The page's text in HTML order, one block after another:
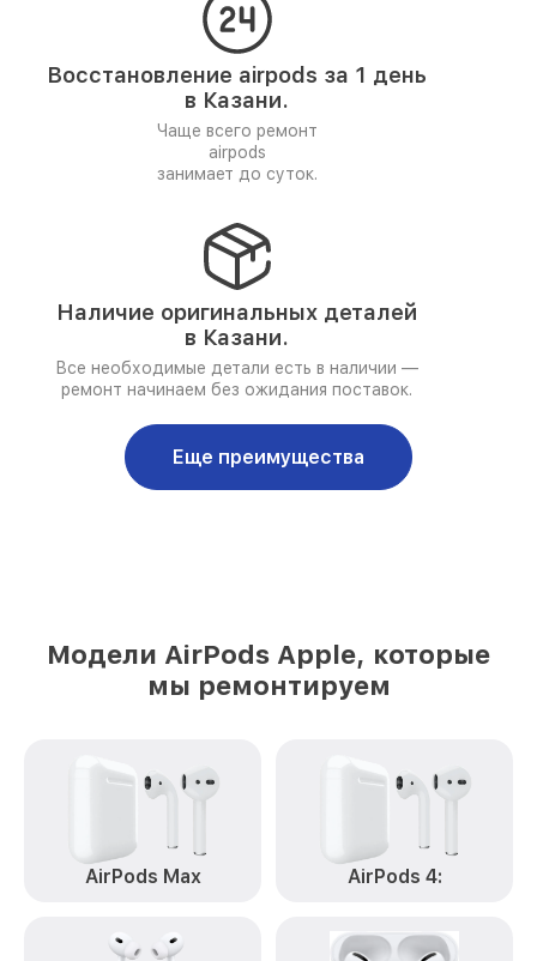
Восстановление airpods за 1 день
в Казани.
Чаще всего ремонт
airpods
занимает до суток.
Наличие оригинальных деталей
в Казани.
Все необходимые детали есть в наличии —
ремонт начинаем без ожидания поставок.
Еще преимущества
Модели AirPods Apple, которые
мы ремонтируем
AirPods Max AirPods 4: